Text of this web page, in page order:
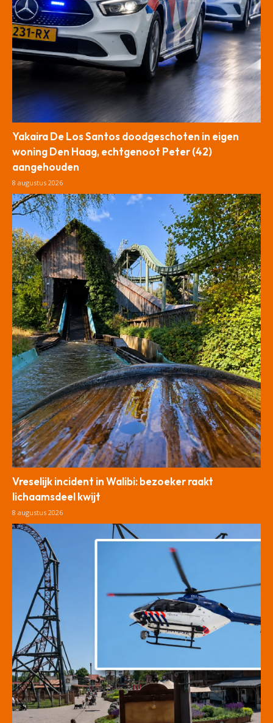
Yakaira De Los Santos doodgeschoten in eigen
woning Den Haag, echtgenoot Peter (42)
aangehouden
8 augustus 2026
Vreselijk incident in Walibi: bezoeker raakt
lichaamsdeel kwijt
8 augustus 2026